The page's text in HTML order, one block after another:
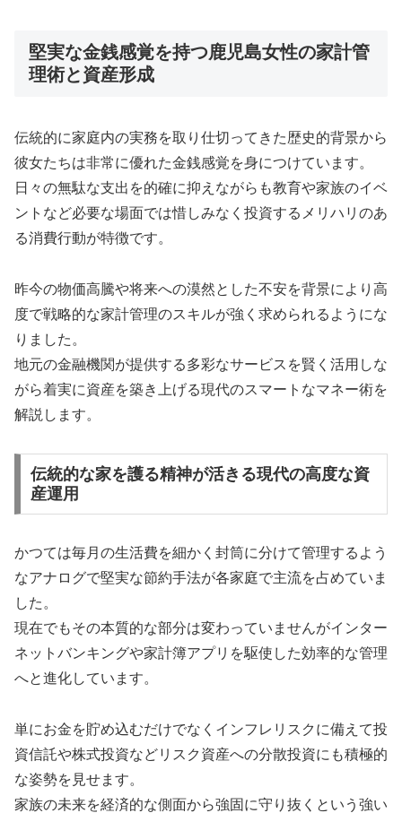
堅実な金銭感覚を持つ鹿児島女性の家計管
理術と資産形成
伝統的に家庭内の実務を取り仕切ってきた歴史的背景から
彼女たちは非常に優れた金銭感覚を身につけています。
日々の無駄な支出を的確に抑えながらも教育や家族のイベ
ントなど必要な場面では惜しみなく投資するメリハリのあ
る消費行動が特徴です。
昨今の物価高騰や将来への漠然とした不安を背景により高
度で戦略的な家計管理のスキルが強く求められるようにな
りました。
地元の金融機関が提供する多彩なサービスを賢く活用しな
がら着実に資産を築き上げる現代のスマートなマネー術を
解説します。
伝統的な家を護る精神が活きる現代の高度な資
産運用
かつては毎月の生活費を細かく封筒に分けて管理するよう
なアナログで堅実な節約手法が各家庭で主流を占めていま
した。
現在でもその本質的な部分は変わっていませんがインター
ネットバンキングや家計簿アプリを駆使した効率的な管理
へと進化しています。
単にお金を貯め込むだけでなくインフレリスクに備えて投
資信託や株式投資などリスク資産への分散投資にも積極的
な姿勢を見せます。
家族の未来を経済的な側面から強固に守り抜くという強い